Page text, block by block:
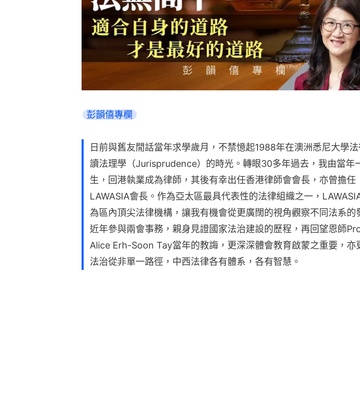
彭韻僖專欄
日前與舊友閒話當年求學歲月，不禁憶起1988年在澳洲悉尼大學
讀法理學（Jurisprudence）的時光。轉眼30多年過去，我由當年
生，回港執業成為律師，其後有幸出任香港律師會會長，亦曾擔任
LAWASIA會長。作為亞太區最具代表性的法律組織之一，
為區內頂尖法律機構，讓我有機會從更廣闊的視角觀察不同法系的
近年參與兩會事務，親身見證國家法治建設的歷程，再回望恩師
Alice Erh-Soon Tay當年的教誨，更深深體會教育啟蒙之重要，亦
法治從非單一路徑，中西法律各有體系，各有智慧。